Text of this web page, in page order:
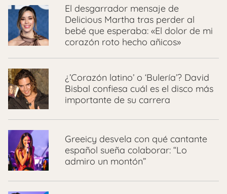
El desgarrador mensaje de
Delicious Martha tras perder al
bebé que esperaba: «El dolor de mi
corazón roto hecho añicos»
¿’Corazón latino’ o ‘Bulería’? David
Bisbal confiesa cuál es el disco más
importante de su carrera
Greeicy desvela con qué cantante
español sueña colaborar: “Lo
admiro un montón”